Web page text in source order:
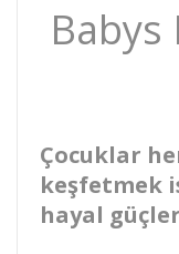
Babys
Çocuklar
keşfetmek
hayal